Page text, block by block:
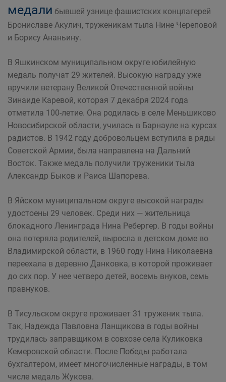
медали бывшей узнице фашистских концлагерей
Брониславе Акулич, труженикам тыла Нине Череповой
и Борису Ананьину.
В Яшкинском муниципальном округе юбилейную
медаль получат 29 жителей. Высокую награду уже
вручили ветерану Великой Отечественной войны
Зинаиде Каревой, которая 7 декабря 2024 года
отметила 100-летие. Она родилась в селе Меньшиково
Новосибирской области, училась в Барнауле на курсах
радистов. В 1942 году добровольцем вступила в ряды
Советской Армии, была направлена на Дальний
Восток. Также медаль получили труженики тыла
Александр Быков и Раиса Шапорева.
В Яйском муниципальном округе высокой награды
удостоены 29 человек. Среди них — жительница
блокадного Ленинграда Нина Ребергер. В годы войны
она потеряла родителей, выросла в детском доме во
Владимирской области, в 1960 году Нина Николаевна
переехала в деревню Данковка, в которой проживает
до сих пор. У нее четверо детей, восемь внуков, семь
правнуков.
В Тисульском округе проживает 31 труженик тыла.
Так, Надежда Павловна Ланщикова в годы войны
трудилась заправщиком в совхозе села Куликовка
Кемеровской области. После Победы работала
бухгалтером, имеет многочисленные награды, в том
числе медаль Жукова.